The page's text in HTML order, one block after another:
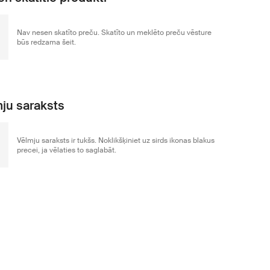
Nav nesen skatīto preču. Skatīto un meklēto preču vēsture
būs redzama šeit.
saraksts
Vēlmju saraksts ir tukšs. Noklikšķiniet uz sirds ikonas blakus
precei, ja vēlaties to saglabāt.